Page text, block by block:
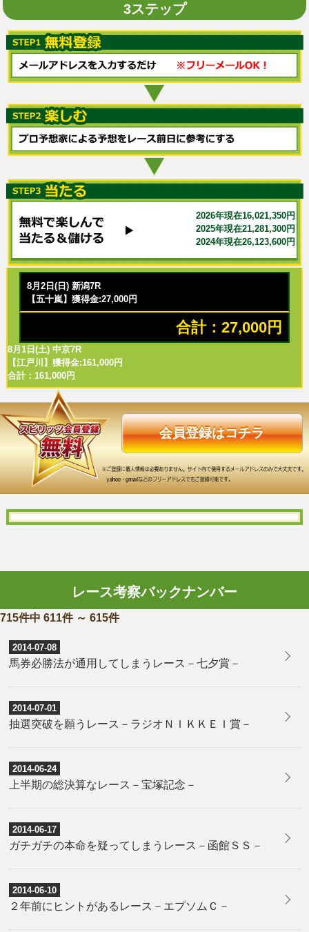
3ステップ
2026年現在16,021,350円
2025年現在21,281,300円
2024年現在26,123,600円
8月2日(日) 新潟7R
【五十嵐】獲得金:27,000円
合計：27,000円
8月1日(土) 中京7R
【江戸川】獲得金:161,000円
合計：161,000円
会員登録はコチラ
レース考察バックナンバー
715件中 611件 ～ 615件
2014-07-08
馬券必勝法が通用してしまうレース－七夕賞－
2014-07-01
抽選突破を願うレース－ラジオＮＩＫＫＥＩ賞－
2014-06-24
上半期の総決算なレース－宝塚記念－
2014-06-17
ガチガチの本命を疑ってしまうレース－函館ＳＳ－
2014-06-10
２年前にヒントがあるレース－エプソムＣ－